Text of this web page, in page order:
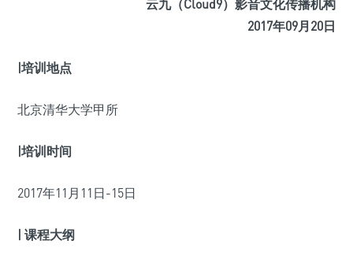
云九（Cloud9）影音文化传播机构
2017年09月20日
|培训地点
北京清华大学甲所
|培训时间
2017年11月11日-15日
| 课程大纲